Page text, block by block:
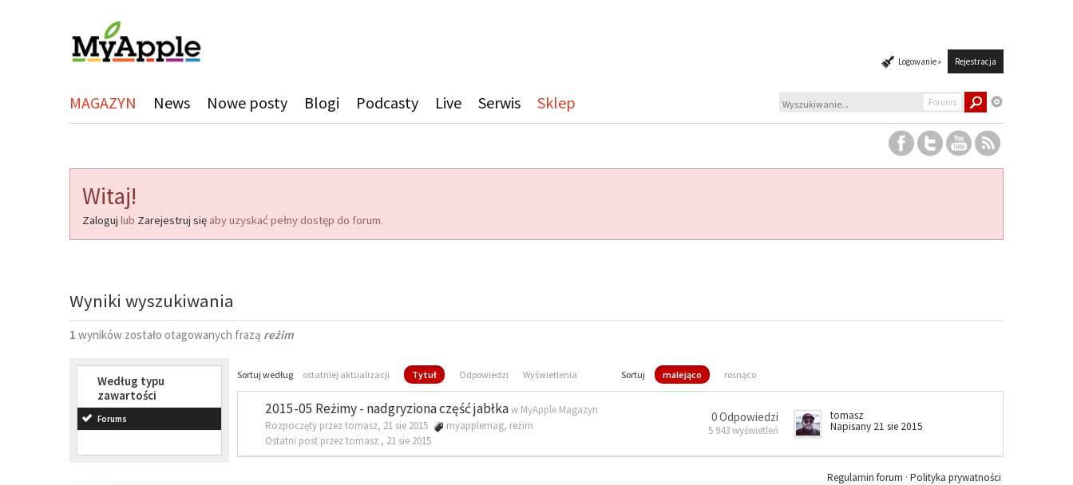
Logowanie » Rejestracja
MAGAZYN News Nowe posty Blogi Podcasty Live Serwis Sklep Forums
Witaj!
Zaloguj lub Zarejestruj się aby uzyskać pełny dostęp do forum.
Wyniki wyszukiwania
1 wyników zostało otagowanych frazą reżim
Według typu
zawartości
Forums
Sortuj według ostatniej aktualizacji Tytuł Odpowiedzi Wyświetlenia Sortuj malejąco rosnąco
2015-05 Reżimy - nadgryziona część jabłkaw MyApple Magazyn
Rozpoczęty przez tomasz, 21 sie 2015
myapplemag, reżim
Ostatni post przez tomasz , 21 sie 2015
0 Odpowiedzi
5 943 wyświetleń
tomasz
Napisany 21 sie 2015
Polityka prywatności
Regulamin forum ·